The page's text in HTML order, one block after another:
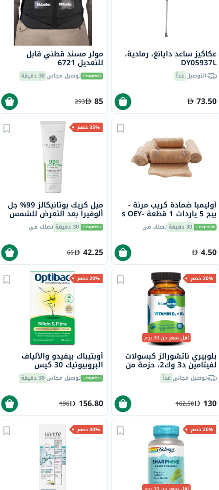
عكاكيز ساعد دايانغ، رمادية،
DY05937L
التوصيلغداً
73.50
مولر مسند قطني قابل
للتعديل 6721
توصيل مجاني30 دقيقة
85
293
أوليمبا ضمادة كريب مرنة -
بيج 5 ياردات 1 قطعة s OEY-
111-4 30 دقيقة تصلك في
4.50
35% خصم
ميل كريك بوتانيكالز 99% جل
ألوفيرا بعد التعرض للشمس
236 مل 30 دقيقة تصلك في
42.25
65
20% خصم
أقل سعرمن 30 يوم
بلوبيري ناتشورالز كبسولات
لفيتامين د3 وك2، حزمة من
60توصيل مجانيغداً
130
162.50
20% خصم
أوبتيباك بيفيدو والألياف
البروبيوتيك 30 كيس
توصيل مجاني30 دقيقة
156.80
196
20% خصم 40% خصم